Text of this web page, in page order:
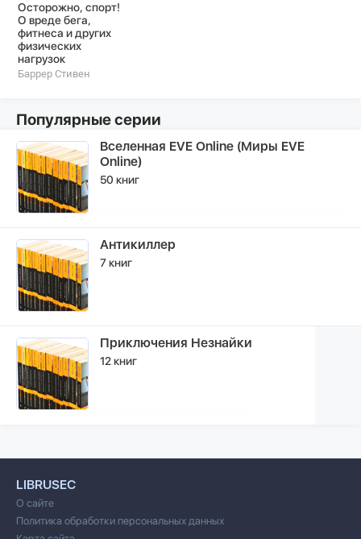
Осторожно, спорт!
О вреде бега,
фитнеса и других
физических
нагрузок
Баррер Стивен
Популярные серии
Вселенная EVE Online (Миры EVE
Online)
50 книг
Антикиллер
7 книг
Приключения Незнайки
12 книг
LIBRUSEC
О сайте
Политика обработки персональных данных